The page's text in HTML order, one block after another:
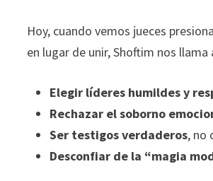
Hoy, cuando vemos jueces
en lugar de unir, Shoftim nos llama
Elegir líderes humildes y
Rechazar el soborno
Ser testigos verdaderos, no
Desconfiar de la “magia